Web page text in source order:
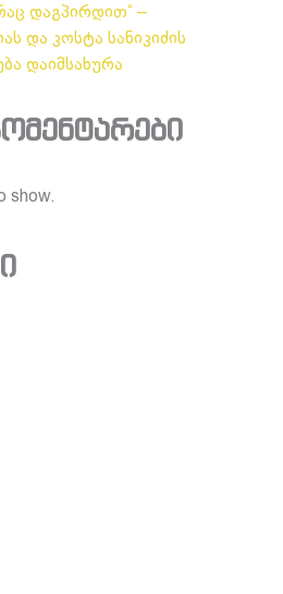
დაგპირდით“ –
და კოსტა სანიკიძის
დაიმსახურა
show.